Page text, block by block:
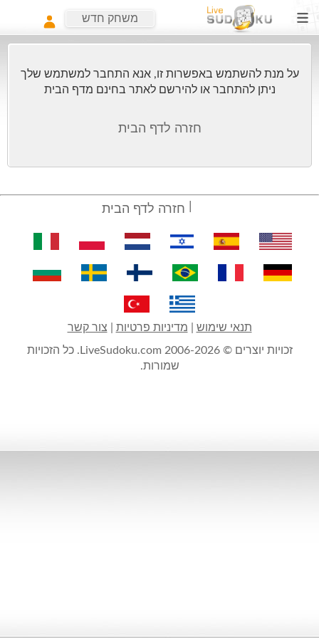
משחק חדש
על מנת להשתמש באפשרות זו, אנא התחבר למשתמש שלך
ניתן להתחבר או להירשם לאתר בחינם מדף הבית
חזרה לדף הבית
חזרה לדף הבית
תנאי שימוש| מדיניות פרטיות|
צור קשר
זכויות יוצרים © 2006-2026 LiveSudoku.com. כל הזכויות
שמורות.